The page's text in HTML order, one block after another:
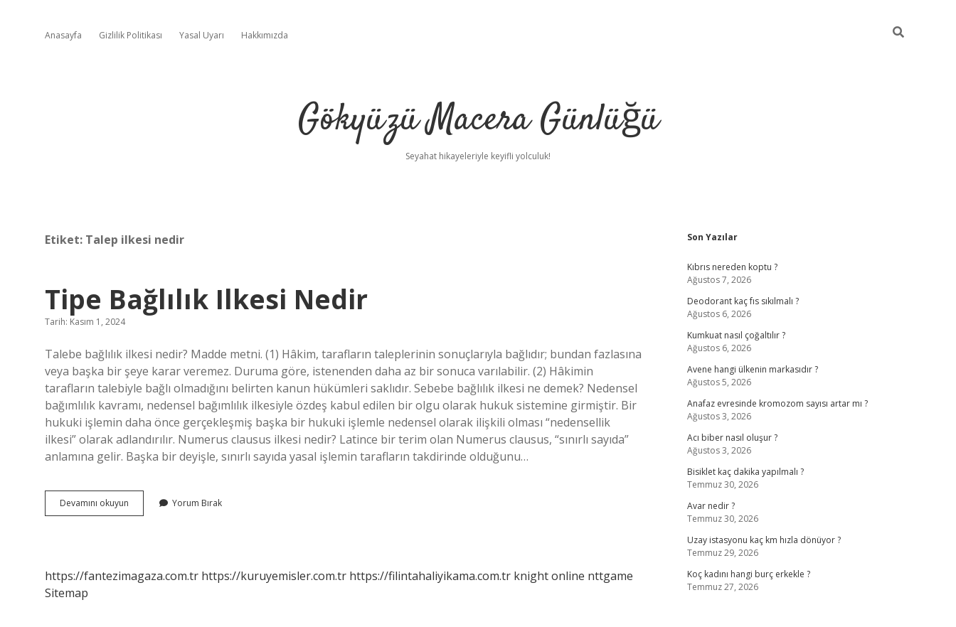
Anasayfa Gizlilik Politikası Yasal Uyarı Hakkımızda
Gökyüzü Macera Günlüğü
Seyahat hikayeleriyle keyifli yolculuk!
Etiket: Talep ilkesi nedir
Tipe Bağlılık Ilkesi Nedir
Tarih: Kasım 1, 2024
Talebe bağlılık ilkesi nedir? Madde metni. (1) Hâkim, tarafların taleplerinin sonuçlarıyla bağlıdır; bundan fazlasına
veya başka bir şeye karar veremez. Duruma göre, istenenden daha az bir sonuca varılabilir. (2) Hâkimin
tarafların talebiyle bağlı olmadığını belirten kanun hükümleri saklıdır. Sebebe bağlılık ilkesi ne demek? Nedensel
bağımlılık kavramı, nedensel bağımlılık ilkesiyle özdeş kabul edilen bir olgu olarak hukuk sistemine girmiştir. Bir
hukuki işlemin daha önce gerçekleşmiş başka bir hukuki işlemle nedensel olarak ilişkili olması “nedensellik
ilkesi” olarak adlandırılır. Numerus clausus ilkesi nedir? Latince bir terim olan Numerus clausus, “sınırlı sayıda”
anlamına gelir. Başka bir deyişle, sınırlı sayıda yasal işlemin tarafların takdirinde olduğunu…
Devamını okuyun
Bağlılık
Yorum Bırak
https://fantezimagaza.com.tr https://kuruyemisler.com.tr https://filintahaliyikama.com.tr knight online nttgame
Sitemap
Sidebar
Son Yazılar
Kıbrıs nereden koptu ?
Ağustos 7, 2026
Deodorant kaç fıs sıkılmalı ?
Ağustos 6, 2026
Kumkuat nasıl çoğaltılır ?
Ağustos 6, 2026
Avene hangi ülkenin markasıdır ?
Ağustos 5, 2026
Anafaz evresinde kromozom sayısı artar mı ?
Ağustos 3, 2026
Acı biber nasıl oluşur ?
Ağustos 3, 2026
Bisiklet kaç dakika yapılmalı ?
Temmuz 30, 2026
Avar nedir ?
Temmuz 30, 2026
Uzay istasyonu kaç km hızla dönüyor ?
Temmuz 29, 2026
Koç kadını hangi burç erkekle ?
Temmuz 27, 2026